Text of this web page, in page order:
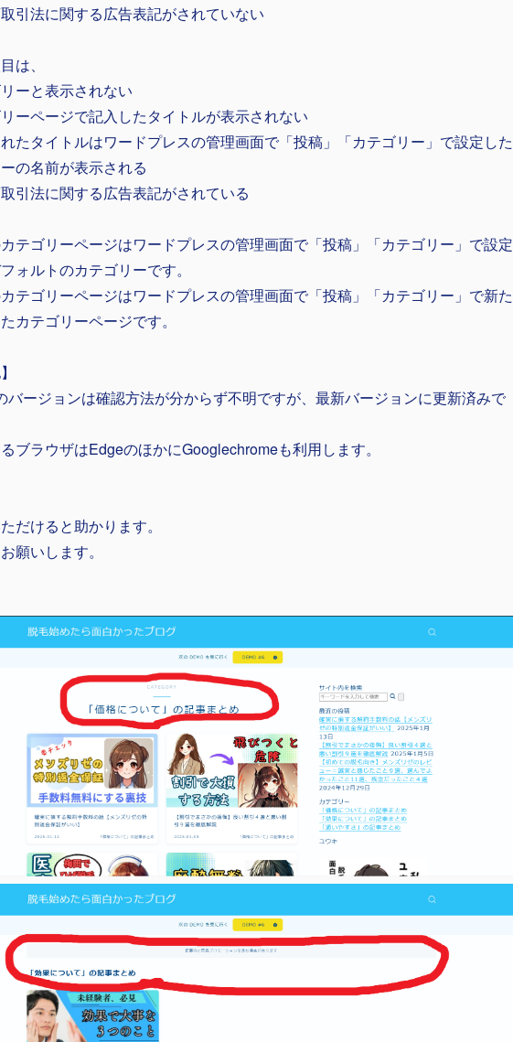
取引法に関する広告表記がされていない
は、
リーと表示されない
リーページで記入したタイトルが表示されない
れたタイトルはワードプレスの管理画面で「投稿」「カテゴリー」で設定した
の名前が表示される
取引法に関する広告表記がされている
テゴリーページはワードプレスの管理画面で「投稿」「カテゴリー」で設定
ォルトのカテゴリーです。
テゴリーページはワードプレスの管理画面で「投稿」「カテゴリー」で新た
カテゴリーページです。
バージョンは確認方法が分からず不明ですが、最新バージョンに更新済みで
るブラウザはEdgeのほかにGooglechromeも利用します。
だけると助かります。
願いします。